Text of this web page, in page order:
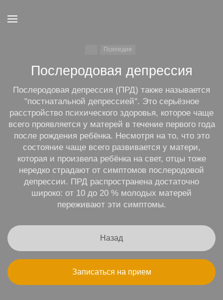
Псипедия
Послеродовая депрессия
Послеродовая депрессия (ПРД) также называется
"постнатальной депрессией". Это серьёзное
расстройство психического здоровья, которое чаще
всего проявляется у матерей в течение первого года
после рождения ребёнка. Несмотря на то, что это
состояние чаще всего развивается у матери,
которая и произвела ребёнка на свет, отцы тоже
нередко страдают от симптомов послеродовой
депрессии. ПРД распространена достаточно
широко: от 10 до 20 % молодых матерей
переживают эти симптомы.
Назад
Записаться на прием